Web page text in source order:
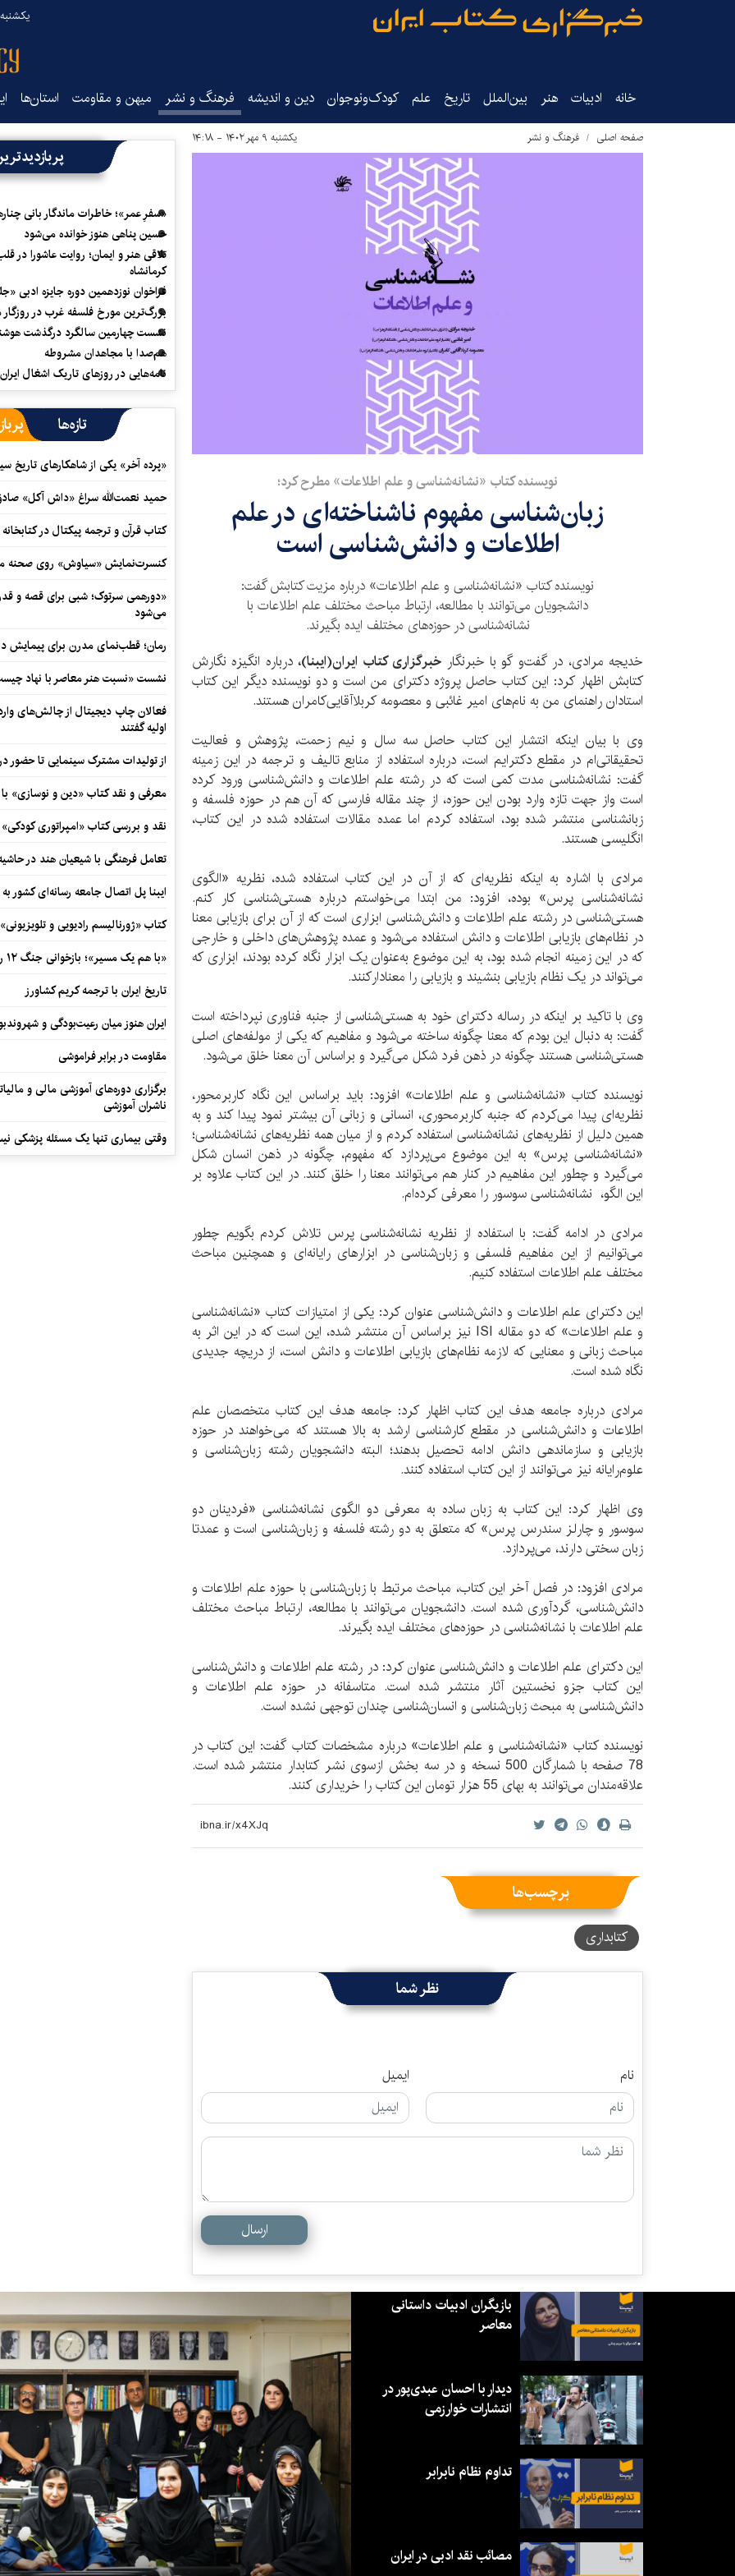
یکشنبه ۱۸ مرداد
خانه ادبیات هنر بین‌الملل تاریخ‌ علم کودک‌ونوجوان دین و اندیشه فرهنگ و نشر میهن و مقاومت استان‌ها
صفحه اصلی فرهنگ و نشر یکشنبه ۹ مهر ۱۴۰۲ - ۱۴:۱۸
نویسنده کتاب «نشانه‌شناسی و علم اطلاعات» مطرح کرد؛
زبان‌شناسی مفهوم ناشناخته‌ای در علم‌
اطلاعات و دانش‌شناسی است
نویسنده کتاب «نشانه‌شناسی و علم اطلاعات» درباره مزیت کتابش گفت:
دانشجویان می‌توانند با مطالعه، ارتباط مباحث مختلف علم اطلاعات با
نشانه‌شناسی در حوزه‌های مختلف ایده بگیرند.
خدیجه مرادی، در گفت‌و گو با خبرنگار خبرگزاری کتاب ایران(ایبنا)،درباره انگیزه نگارش
کتابش اظهار کرد: این کتاب حاصل پروژه دکترای من است و دو نویسنده دیگر این کتاب
استادان راهنمای من به نام‌های امیر غائبی و معصومه کربلاآقایی‌کامران هستند.
وی با بیان اینکه انتشار این کتاب حاصل سه سال و نیم زحمت، پژوهش و فعالیت
تحقیقاتی‌‌‌ام در مقطع دکترایم است، درباره استفاده از منابع تالیف و ترجمه در این زمینه
گفت: نشانه‌شناسی مدت کمی است که در رشته علم اطلاعات و دانش‌شناسی ورود کرده
است واز جهت تازه وارد بودن این حوزه، از چند مقاله فارسی که آن هم در حوزه فلسفه و
زبانشناسی منتشر شده بود، استفاده کردم اما عمده مقالات استفاده شده در این کتاب،
انگلیسی هستند.
مرادی با اشاره به اینکه نظریه‌ای که از آن در این کتاب استفاده شده، نظریه «الگوی
نشانه‌شناسی پرس» بوده، افزود: من ابتدا می‌خواستم درباره هستی‌شناسی کار کنم.
هستی‌شناسی در رشته علم اطلاعات و دانش‌شناسی ابزاری است که از آن برای بازیابی معنا
در نظام‌های بازیابی اطلاعات و دانش استفاده می‌شود و عمده پژوهش‌های داخلی و خارجی
که در این زمینه انجام شده بود، به این موضوع به‌عنوان یک ابزار نگاه کرده بودند، ابزاری که
می‌تواند در یک نظام بازیابی بنشیند و بازیابی را معنادارکنند.
وی با تاکید بر اینکه در رساله دکترای خود به هستی‌شناسی از جنبه فناوری نپرداخته است
گفت: به دنبال این بودم که معنا چگونه ساخته می‌شود و مفاهیم که یکی از مولفه‌های اصلی
هستی‌شناسی هستند چگونه در ذهن فرد شکل می‌گیرد و براساس آن معنا خلق می‌شود.
نویسنده کتاب «نشانه‌شناسی و علم اطلاعات» افزود: باید براساس این نگاه کاربرمحور،
نظریه‌ای پیدا می‌کردم که جنبه کاربرمحوری، انسانی و زبانی آن بیشتر نمود پیدا کند و به
همین دلیل از نظریه‌های نشانه‌شناسی استفاده کردم و از میان همه نظریه‌های نشانه‌شناسی؛
«نشانه‌شناسی پرس» به این موضوع می‌پردازد که مفهوم، چگونه در ذهن انسان شکل
می‌گیرد و چطور این مفاهیم در کنار هم می‌توانند معنا را خلق کنند. در این کتاب علاوه بر
این الگو، نشانه‌شناسی سوسور را معرفی کرده‌ام.
مرادی در ادامه گفت: با استفاده از نظریه نشانه‌شناسی پرس تلاش کردم بگویم چطور
می‌توانیم از این مفاهیم فلسفی و زبان‌شناسی در ابزارهای رایانه‌ای و همچنین مباحث
مختلف علم اطلاعات استفاده کنیم.
این دکترای علم اطلاعات و دانش‌شناسی عنوان کرد: یکی از امتیازات کتاب «نشانه‌شناسی
و علم اطلاعات» که دو مقاله ISI نیز بر‌اساس آن منتشر شده، این است که در این اثر به
مباحث زبانی و معنایی که لازمه نظام‌های بازیابی اطلاعات و دانش است، از دریچه جدیدی
نگاه شده است.
مرادی درباره جامعه هدف این کتاب اظهار کرد: جامعه هدف این کتاب متخصصان علم
اطلاعات و دانش‌شناسی در مقطع کارشناسی ارشد به بالا هستند که می‌خواهند در حوزه
بازیابی و سازماندهی دانش ادامه تحصیل بدهند؛ البته دانشجویان رشته زبان‌شناسی و
علوم‌رایانه نیز می‌توانند از این کتاب استفاده کنند.
وی اظهار کرد: این کتاب به زبان ساده به معرفی دو الگوی نشانه‌شناسی «فردینان دو
سوسور و چارلز سندرس پرس» که متعلق به دو رشته فلسفه و زبان‌شناسی است و عمدتا
زبان سختی دارند، می‌پردازد.
مرادی افزود: در فصل آخر این کتاب، مباحث مرتبط با زبان‌شناسی با حوزه علم اطلاعات و
دانش‌شناسی، گردآوری شده است. دانشجویان می‌توانند با مطالعه، ارتباط مباحث مختلف
علم اطلاعات با نشانه‌شناسی در حوزه‌های مختلف ایده بگیرند.
این دکترای علم اطلاعات و دانش‌شناسی عنوان کرد: در رشته علم اطلاعات و دانش‌شناسی
این کتاب جزو نخستین آثار منتشر شده است. متاسفانه در حوزه علم اطلاعات و
دانش‌شناسی به مبحث زبان‌شناسی و انسان‌شناسی چندان توجهی نشده است.
نویسنده کتاب «نشانه‌شناسی و علم اطلاعات» درباره مشخصات کتاب گفت: این کتاب در
78 صفحه با شمارگان 500 نسخه و در سه بخش ازسوی نشر کتابدار منتشر شده است.
علاقه‌مندان می‌توانند به بهای 55 هزار تومان این کتاب را خریداری کنند.
برچسب‌ها
کتابداری
نظر شما
نام ایمیل
ارسال
«سفرِ عمر»؛ خاطرات ماندگار بانی
حسین پناهی هنوز خوانده می‌شود
تلاقی هنر و ایمان؛ روایت عاشورا در
کرمانشاه
فراخوان نوزدهمین دوره جایزه ادبی
بزرگ‌ترین مورخ فلسفه غرب در روزگار
نشست چهارمین سالگرد درگذشت
هم‌صدا با مجاهدان مشروطه
نامه‌هایی در روزهای تاریک اشغال ایران
تازه‌ها
«پرده آخر» یکی از شاهکارهای تاریخ
حمید نعمت‌‏الله سراغ «داش آکل»
کتاب قرآن و ترجمه پیکتال در
کنسرت‌نمایش «سیاوش» روی صحنه
«دورهمی سرتوک؛ شبی برای قصه و
می‌شود
رمان؛ قطب‌نمای مدرن برای پیمایش
نشست «نسبت هنر معاصر با نهاد
فعالان چاپ دیجیتال از چالش‌های
اولیه گفتند
از تولیدات مشترک سینمایی تا حضور
معرفی و نقد کتاب «دین و نوسازی»
نقد و بررسی کتاب «امپراتوری کودکی»
تعامل فرهنگی با شیعیان هند در
ایبنا پل اتصال جامعه رسانه‌ای کشور
کتاب «ژورنالیسم رادیویی و تلویزیونی»
«با هم یک مسیر»؛ بازخوانی جنگ ۱۲ روزه در قاب یک رمان کوتاه
تاریخ ایران با ترجمه کریم کشاورز
ایران هنوز میان رعیت‌بودگی و
مقاومت در برابر فراموشی
برگزاری دوره‌های آموزشی مالی و
ناشران آموزشی
وقتی بیماری تنها یک مسئله پزشکی
بازیگران ادبیات داستانی
معاصر
دیدار با احسان عبدی‌پور در
انتشارات خوارزمی
تداوم نظام نابرابر
مصائب نقد ادبی در ایران